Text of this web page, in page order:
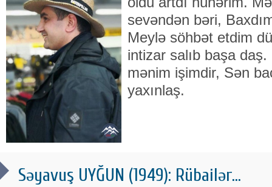
sevəndən bəri,
Meylə söhbət etdim
intizar salıb başa
mənim işimdir, Sən
yaxınlaş.
Səyavuş UYĞUN (1949): Rübailər...